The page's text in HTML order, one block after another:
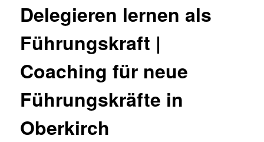
Delegieren lernen als
Führungskraft |
Coaching für neue
Führungskräfte in
Oberkirch